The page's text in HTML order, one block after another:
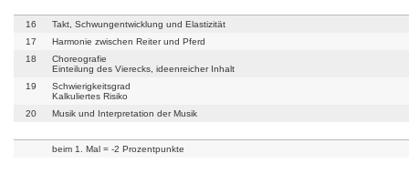
16
Takt, Schwungentwicklung und Elastizität
17
Harmonie zwischen Reiter und Pferd
18
Choreografie
Einteilung des Vierecks, ideenreicher Inhalt
19
Schwierigkeitsgrad
Kalkuliertes Risiko
20
Musik und Interpretation der Musik
beim 1. Mal = -2 Prozentpunkte